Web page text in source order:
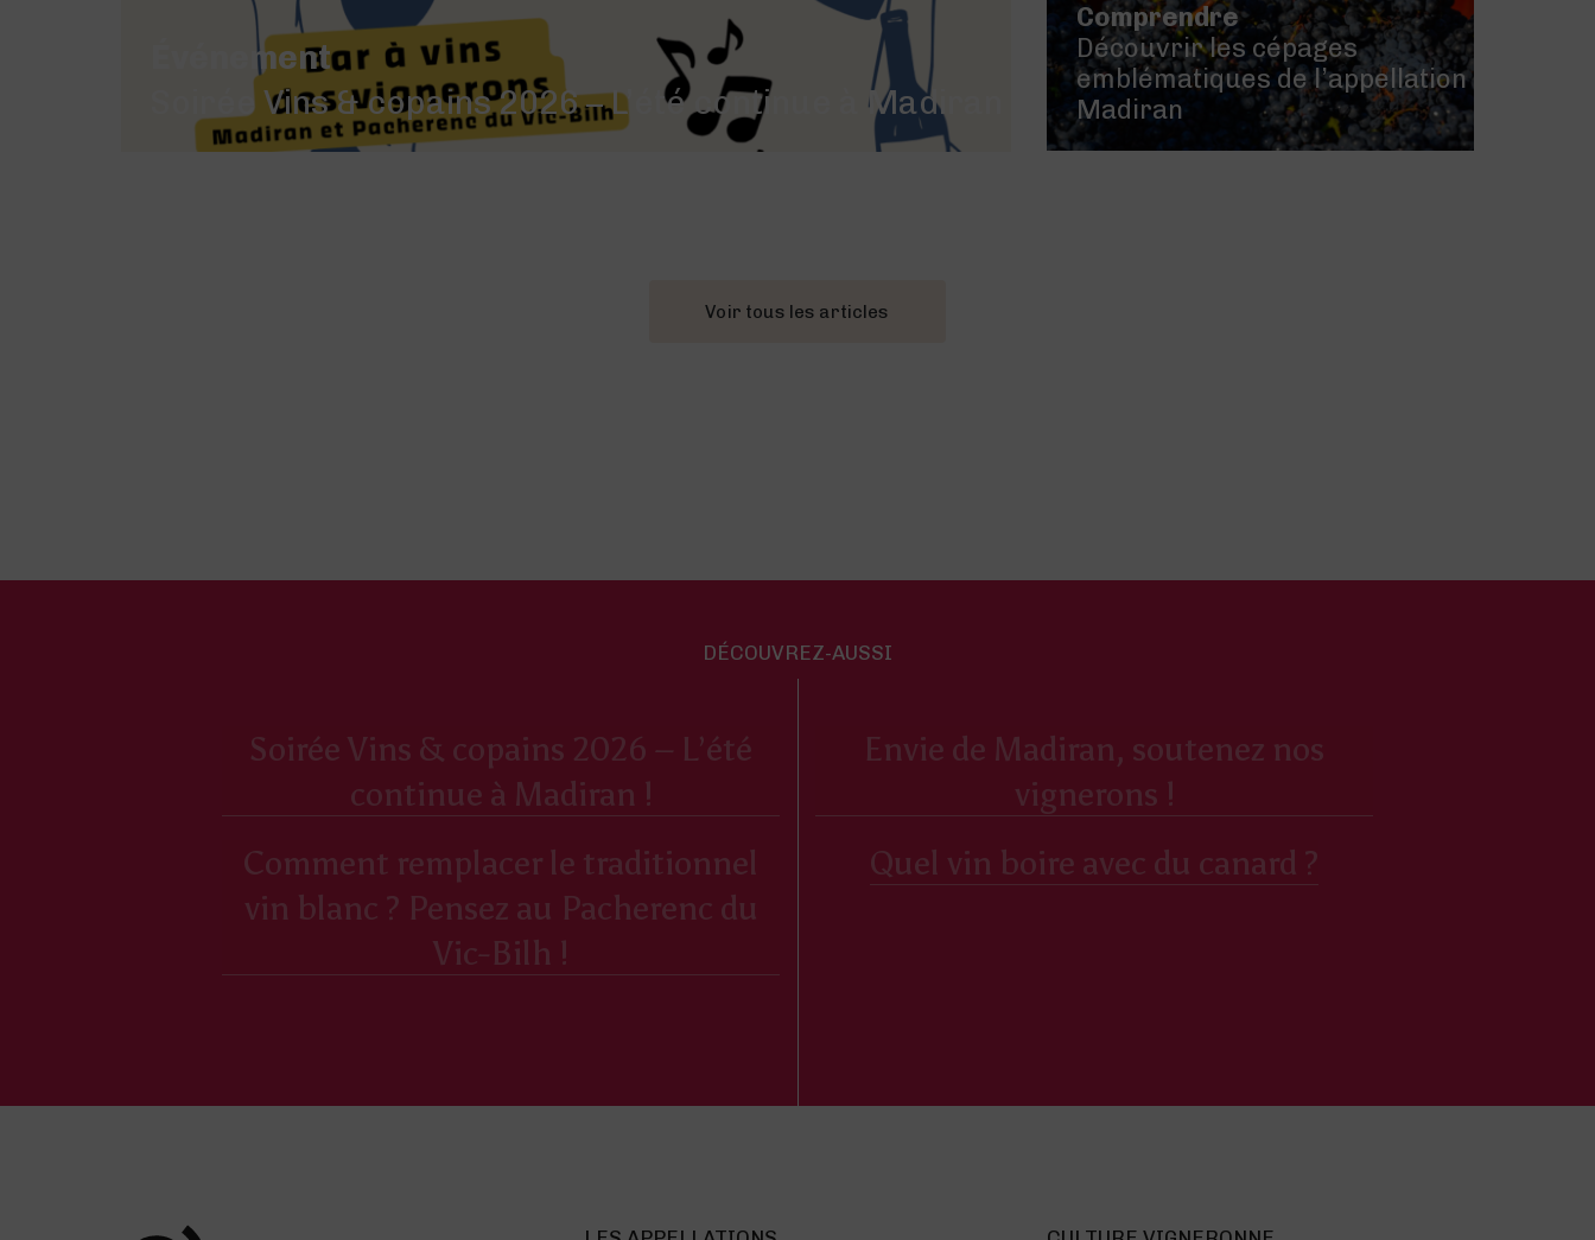
Événement
Soirée Vins & copains 2026 – L’été continue à Madiran !
Comprendre
Découvrir les cépages
emblématiques de l’appellation
Madiran
Voir tous les articles
DÉCOUVREZ-AUSSI
Soirée Vins & copains 2026 – L’été
continue à Madiran !
Envie de Madiran, soutenez nos
vignerons !
Comment remplacer le traditionnel
vin blanc ? Pensez au Pacherenc du
Vic-Bilh !
Quel vin boire avec du canard ?